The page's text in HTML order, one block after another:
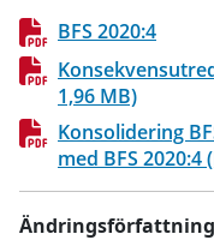
BFS 2020:4
1,96 MB)
Konsolidering
med BFS 2020:4
Ändringsförfattning